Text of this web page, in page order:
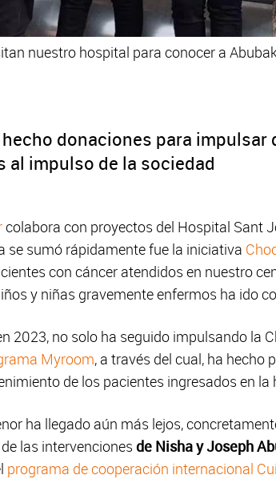
nuestro hospital para conocer a
hecho donaciones para
al impulso de la sociedad
colabora con proyectos del Hospital Sant
se sumó rápidamente fue la iniciativa
con cáncer atendidos en nuestro
y niñas gravemente enfermos ha ido
2023, no solo ha seguido impulsando la
Myroom, a través del cual, ha hecho
de los pacientes ingresados en
ha llegado aún más lejos,
las intervenciones de Nisha y Joseph
programa de cooperación internacional